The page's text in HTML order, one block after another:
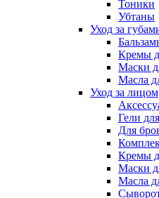
Тоники
Убтаны
Уход за
Кремы
Маски
Масла
Уход за лицом
Гели
Для
Кремы
Маски
Масла